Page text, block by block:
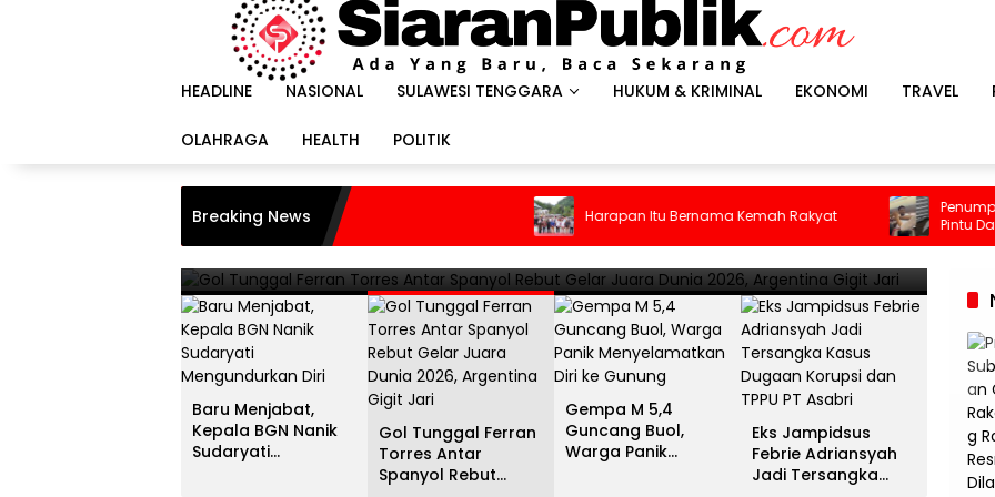
HEADLINE NASIONAL SULAWESI TENGGARA HUKUM & KRIMINAL EKONOMI TRAVEL
OLAHRAGA HEALTH POLITIK
Breaking News Harapan Itu Bernama Kemah Rakyat
Penumpang Batik
Pintu Darurat Saat
Kepanikan Pecah di
HEADLINE
Gol Tunggal Ferran Torres Antar Spanyol Rebut Gelar
Juara Dunia 2026, Argentina Gigit Jari
Baru Menjabat,
Kepala BGN Nanik
Sudaryati
Gol Tunggal Ferran
Torres Antar
Spanyol Rebut
Gempa M 5,4
Guncang Buol,
Warga Panik
Eks Jampidsus
Febrie Adriansyah
Jadi Tersangka